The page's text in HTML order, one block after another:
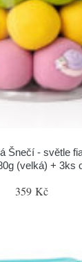
Šnečí - světle
(velká) + 3ks
359 Kč